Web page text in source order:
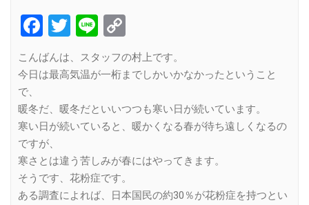
Facebook
Twitter
Line
Link
こんばんは、スタッフの村上です。
今日は最高気温が一桁までしかいかなかったということ
で、
暖冬だ、暖冬だといいつつも寒い日が続いています。
寒い日が続いていると、暖かくなる春が待ち遠しくなるの
ですが、
寒さとは違う苦しみが春にはやってきます。
そうです、花粉症です。
ある調査によれば、日本国民の約30％が花粉症を持つとい